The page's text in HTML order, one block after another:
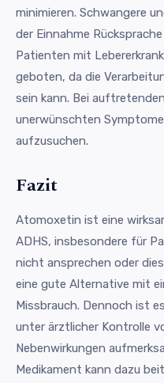
minimieren. Schwangere
der Einnahme
Patienten mit
geboten, da die
sein kann. Bei
unerwünschten
aufzusuchen.
Fazit
Atomoxetin ist eine
ADHS, insbesondere für
nicht ansprechen oder
eine gute Alternative mit
Missbrauch. Dennoch ist
unter ärztlicher Kontrolle
Nebenwirkungen
Medikament kann dazu